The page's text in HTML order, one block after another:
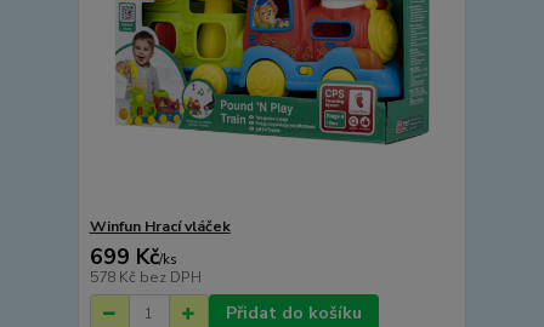
Winfun Hrací vláček
699 Kč/ks
578 Kč bez DPH
Přidat do košíku